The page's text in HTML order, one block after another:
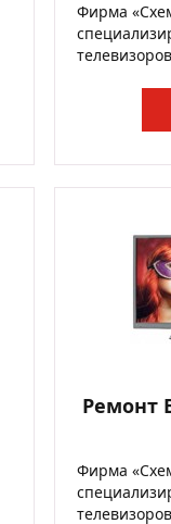
Фирма
Ремонт
Фирма